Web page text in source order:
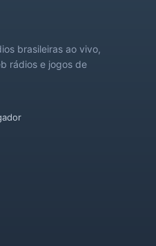
brasileiras ao vivo,
rádios e jogos de